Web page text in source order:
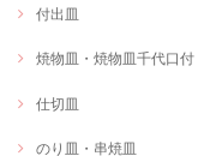
付出皿
焼物皿・焼物皿千代口付
仕切皿
のり皿・串焼皿